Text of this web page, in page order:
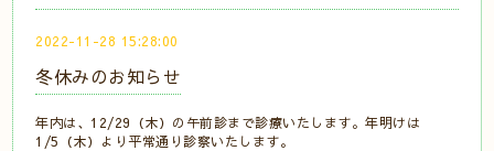
2022-11-28 15:28:00
冬休みのお知らせ
年内は、12/29（木）の午前診まで診療いたします。年明けは
1/5（木）より平常通り診察いたします。